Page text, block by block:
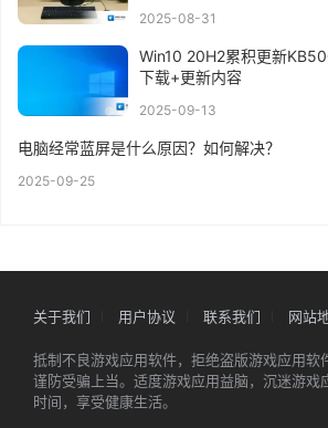
2025-08-31
Win10 20H2累积更新
下载+更新内容
2025-09-13
电脑经常蓝屏是什么原因？如何解决？
2025-09-25
关于我们 用户协议 联系我们 网站
抵制不良游戏应用软件，拒绝盗版游戏应用软
谨防受骗上当。适度游戏应用益脑，沉迷游戏
时间，享受健康生活。